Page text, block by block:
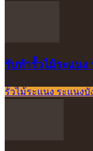
รับทำรั้วไม้ระแนง
รั้วไม้ระแนง ระแนงบั